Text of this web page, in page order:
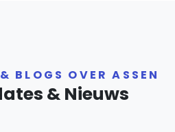
BLOGS OVER ASSEN
& Nieuws